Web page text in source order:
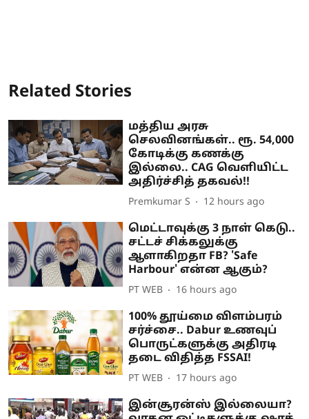
Related Stories
மத்திய அரசு
செலவினங்கள்.. ரூ. 54,000
கோடிக்கு கணக்கு
இல்லை.. CAG வெளியிட்ட
அதிர்ச்சித் தகவல்!!
Premkumar S 12 hours ago
மெட்டாவுக்கு 3 நாள் கெடு..
சட்டச் சிக்கலுக்கு
ஆளாகிறதா FB? 'Safe
Harbour' என்ன ஆகும்?
PT WEB 16 hours ago
100% தூய்மை விளம்பரம்
சர்ச்சை.. Dabur உணவுப்
பொருட்களுக்கு அதிரடி
தடை விதித்த FSSAI!
PT WEB 17 hours ago
இன்சூரன்ஸ் இல்லையா?